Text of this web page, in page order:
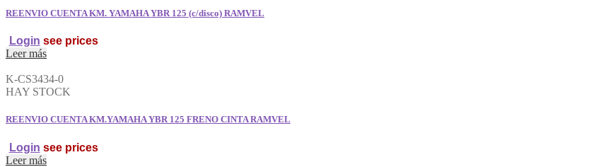
cantidad
REENVIO CUENTA KM. YAMAHA YBR 125 (c/disco) RAMVEL
Login see prices
Leer más
K-CS3434-0
HAY STOCK
REENVIO CUENTA KM.YAMAHA YBR 125 FRENO CINTA RAMVEL
Login see prices
Leer más